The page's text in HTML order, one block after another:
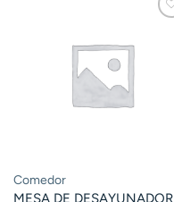
Comedor
MESA DE DESAYUNADOR